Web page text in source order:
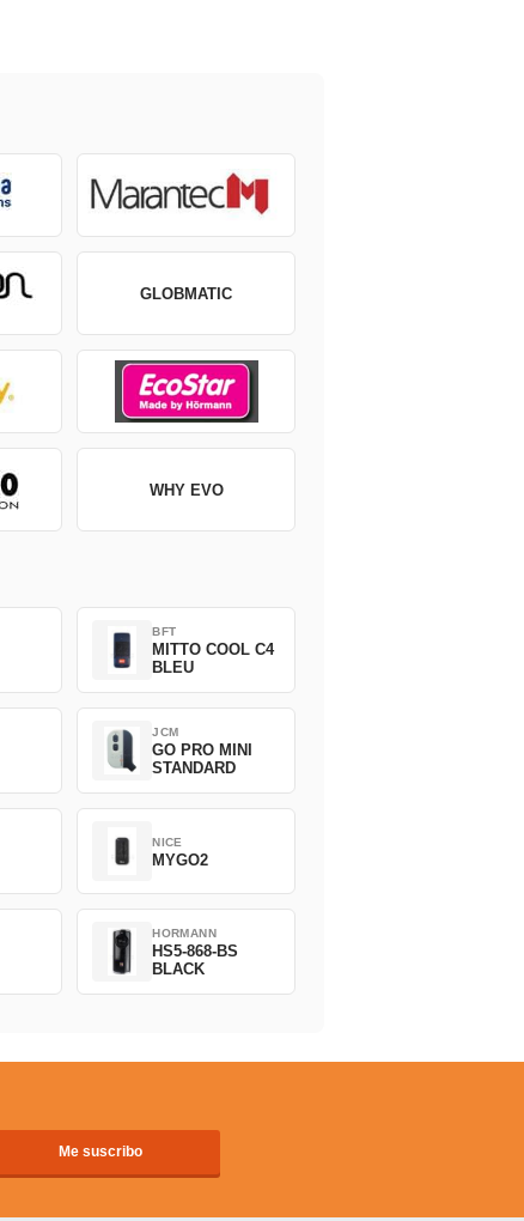
GLOBMATIC
WHY EVO
BFT
MITTO COOL C4
BLEU
JCM
GO PRO MINI
STANDARD
NICE
MYGO2
HORMANN
HS5-868-BS
BLACK